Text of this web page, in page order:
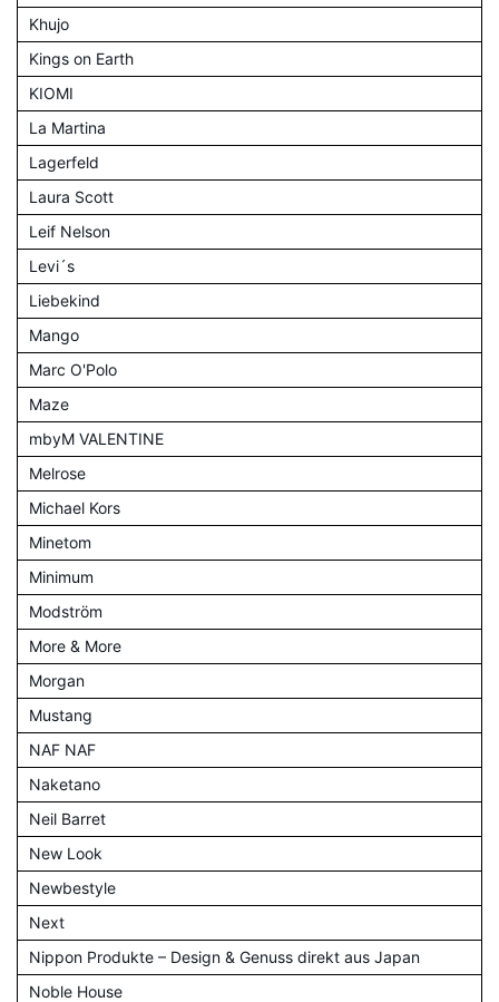
Khujo
Kings on Earth
KIOMI
La Martina
Lagerfeld
Laura Scott
Leif Nelson
Levi´s
Liebekind
Mango
Marc O'Polo
Maze
mbyM VALENTINE
Melrose
Michael Kors
Minetom
Minimum
Modström
More & More
Morgan
Mustang
NAF NAF
Naketano
Neil Barret
New Look
Newbestyle
Next
Nippon Produkte – Design & Genuss direkt aus Japan
Noble House